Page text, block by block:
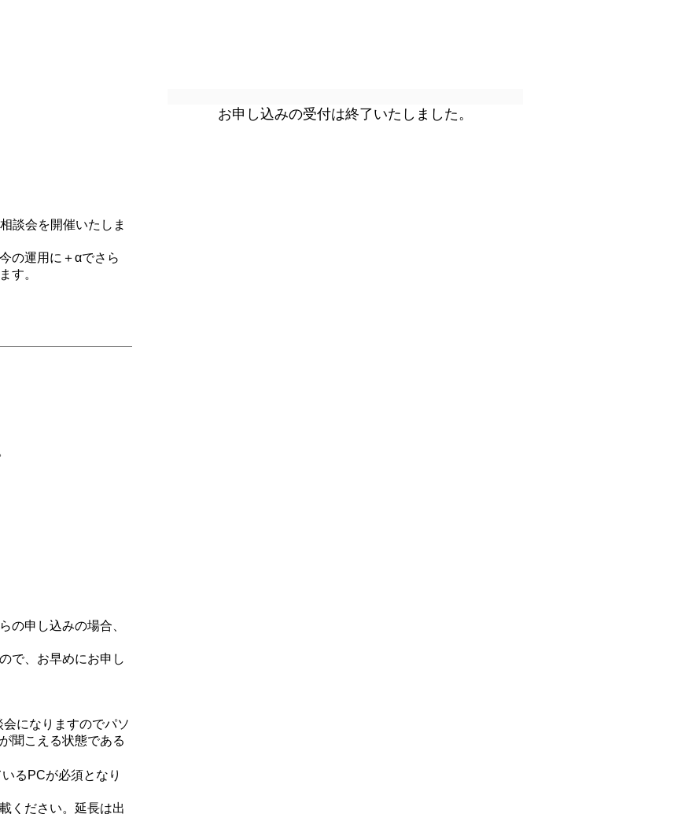
談会を開催いたしま
の運用に＋αでさら
す。
の申し込みの場合、
で、お早めにお申し
になりますのでパソ
聞こえる状態である
るPCが必須となり
ください。延長は出
お申し込みの受付は終了いたしました。